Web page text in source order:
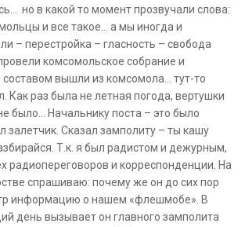
но в какой то момент прозвучали слова:
и все такое... а мы иногда и
– перестройка – гласность – свобода
комсомольское собрание и
составом вышли из комсомола… тут-то
Как раз была не летная погода, вертушки
было… Начальнику поста – это было
залетчик. Сказал замполиту – ты кашу
Т.к. я был радистом и дежурным,
радиопереговоров и корреспонденции. На
спрашиваю: почему же он до сих пор
информацию о нашем «флешмобе». В
день вызывает он главного замполита